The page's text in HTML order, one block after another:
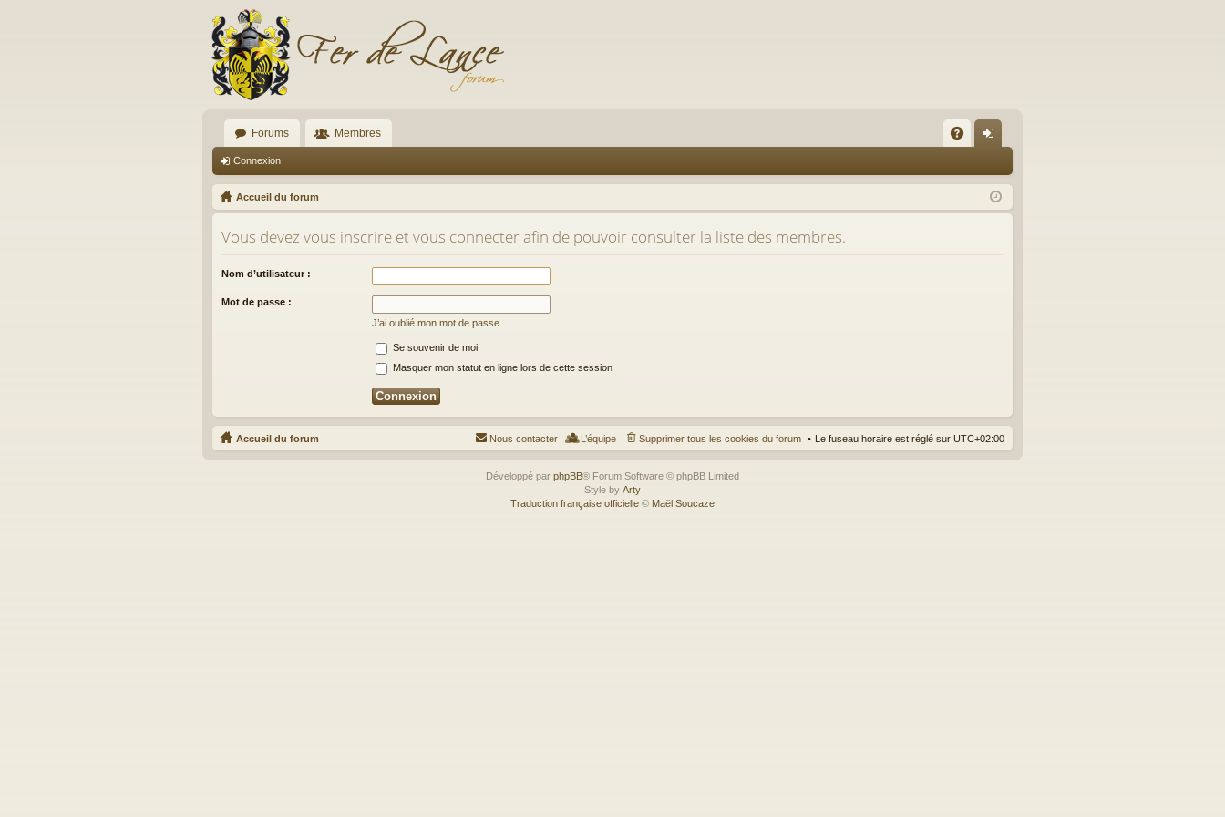
Forums Membres
Q ne
xi
Connexion
Accueil du forum
Vous devez vous inscrire et vous connecter afin de pouvoir consulter la liste des membres.
Nom d’utilisateur :
Mot de passe :
J’ai oublié mon mot de passe
Se souvenir de moi
Masquer mon statut en ligne lors de cette session
Accueil du forum Le fuseau horaire est réglé sur UTC+02:00
Supprimer tous les cookies du forum
L’équipe
Nous contacter
Développé par phpBB® Forum Software © phpBB Limited
Style by Arty
Traduction française officielle © Maël Soucaze